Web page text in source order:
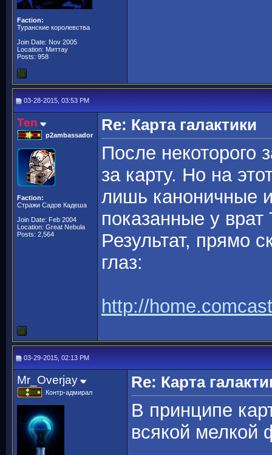
Faction:
Туранские королевства
Join Date: Nov 2005
Location: Миттау
Posts: 958
03-28-2015, 03:53 PM
Ten
p2ambassador
Faction:
Стражи Садов Кадеша
Join Date: Feb 2004
Location: Great Nebula
Posts: 2,564
Re: Карта галактики
После некоторого
за карту. Но на
лишь каноничные
показанные у
Результат, прямо
глаз:
http://
03-29-2015, 02:13 PM
Mr_Overjay
Контр-адмирал
Re: Карта
В принципе
всякой мелкой